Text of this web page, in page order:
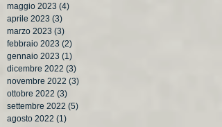
maggio 2023 (4)
aprile 2023 (3)
marzo 2023 (3)
febbraio 2023 (2)
gennaio 2023 (1)
dicembre 2022 (3)
novembre 2022 (3)
ottobre 2022 (3)
settembre 2022 (5)
agosto 2022 (1)